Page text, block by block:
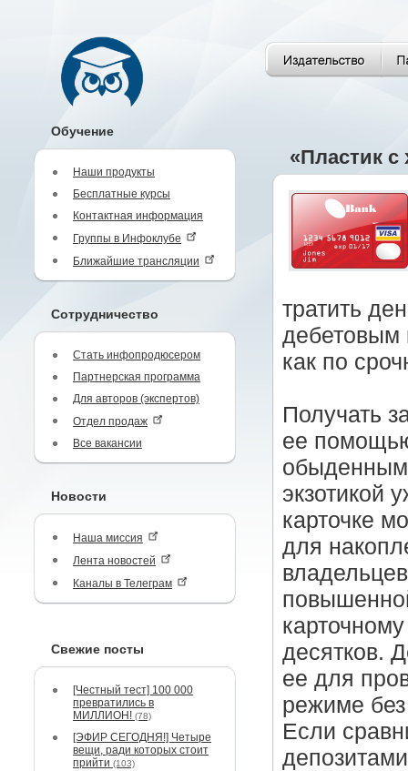
Обучение
Наши продукты
Бесплатные курсы
Контактная информация
Группы в Инфоклубе
Ближайшие трансляции
Сотрудничество
Стать инфопродюсером
Партнерская программа
Для авторов (экспертов)
Отдел продаж
Все вакансии
Новости
Наша миссия
Лента новостей
Каналы в Телеграм
Свежие посты
[Честный тест] 100 000
превратились в
МИЛЛИОН! (78)
[ЭФИР СЕГОДНЯ!] Четыре
вещи, ради которых стоит
прийти (103)
«Пластик с
тратить
дебетовым
как по
Получать
ее
экзотикой
карточке
для
десятков.
ее для
режиме
Если